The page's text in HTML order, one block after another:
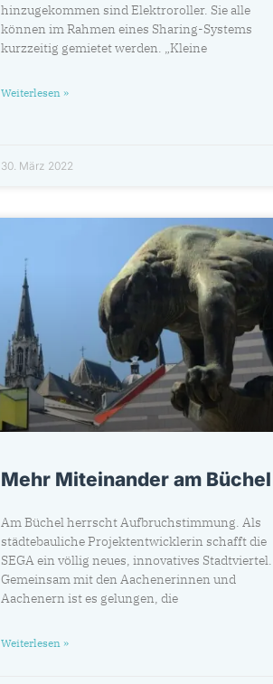
hinzugekommen sind Elektroroller. Sie alle
können im Rahmen eines Sharing-Systems
kurzzeitig gemietet werden. „Kleine
Weiterlesen »
30. März 2022
Mehr Miteinander am Büchel
Am Büchel herrscht Aufbruchstimmung. Als
städtebauliche Projektentwicklerin schafft die
SEGA ein völlig neues, innovatives Stadtviertel.
Gemeinsam mit den Aachenerinnen und
Aachenern ist es gelungen, die
Weiterlesen »